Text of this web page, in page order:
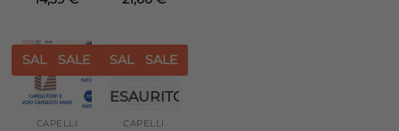
prezzo
15,99 €.14,39 €.
prezzo
24,00 €.21,60 €.
SALE SALE
Aggiungi
alla lista
desideri
CAPELLI
SALE SALE
alla lista
desideri
ESAURITO
CAPELLI